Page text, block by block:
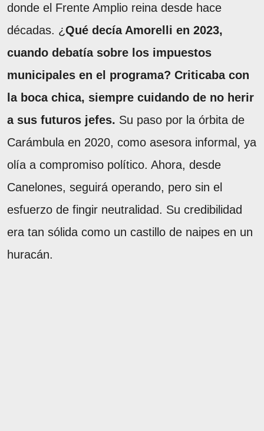
donde el Frente Amplio reina desde hace
décadas. ¿Qué decía Amorelli en 2023,
cuando debatía sobre los impuestos
municipales en el programa? Criticaba con
la boca chica, siempre cuidando de no herir
a sus futuros jefes. Su paso por la órbita de
Carámbula en 2020, como asesora informal, ya
olía a compromiso político. Ahora, desde
Canelones, seguirá operando, pero sin el
esfuerzo de fingir neutralidad. Su credibilidad
era tan sólida como un castillo de naipes en un
huracán.